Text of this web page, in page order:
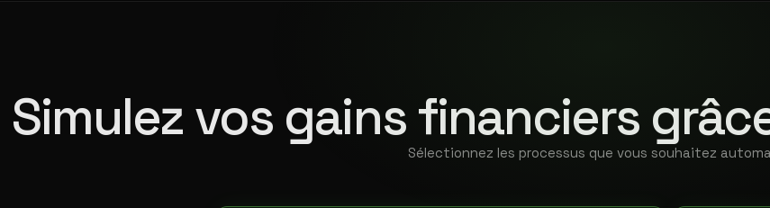
Simulez vos gains financiers
Sélectionnez les processus que vous souhaitez